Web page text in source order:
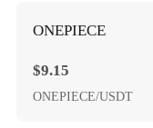
ONEPIECE
$9.15
ONEPIECE/USDT